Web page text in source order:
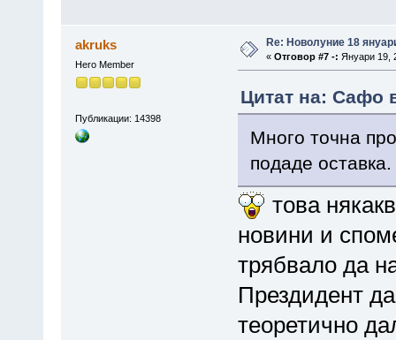
akruks
Hero Member
Публикации: 14398
Re: Новолуние 18
« Отговор #7 -: Януари 19,
Цитат на: Сафо
Много точна
подаде оставка.
това
новини и
трябвало да
Прездидент
теоретично